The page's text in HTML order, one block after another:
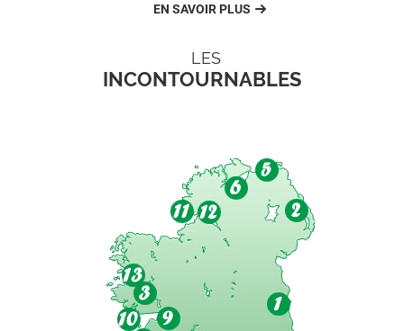
EN SAVOIR PLUS
LES
INCONTOURNABLES